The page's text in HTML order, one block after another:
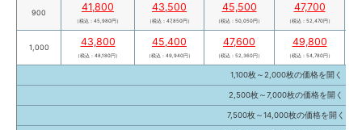
900 41,800
（税込：45,980円）
43,500
（税込：47,850円）
45,500
（税込：50,050円）
47,700
（税込：52,470円）
1,000 43,800
（税込：48,180円）
45,400
（税込：49,940円）
47,600
（税込：52,360円）
49,800
（税込：54,780円）
1,100枚～2,000枚の価格を開く
2,500枚～7,000枚の価格を開く
7,500枚～14,000枚の価格を開く